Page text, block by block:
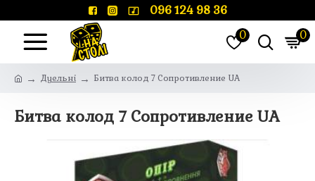
096 124 98 36
0 0
Дуельні Битва колод 7 Сопротивление UA
Битва колод 7 Сопротивление UA